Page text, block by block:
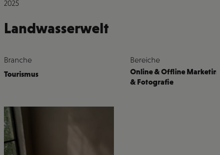
2025
Landwasserwelt
Branche
Tourismus
Bereiche
Online & Offline
& Fotografie